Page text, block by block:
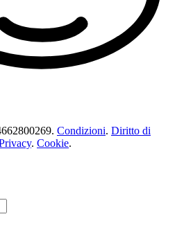
Condizioni. Diritto di
. Cookie.